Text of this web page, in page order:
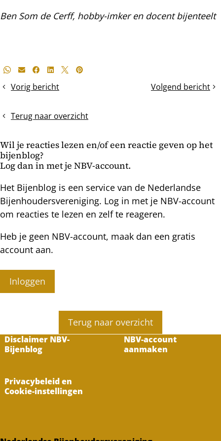
Ben Som de Cerff, hobby-imker en docent bijenteelt
Deel
bericht
Whatsapp
E-mailFacebook
LinkedIn
X Pinterest
Vorig bericht
Een
redcel
Volgend bericht
Darrenraat
Terug naar overzicht
Wil je reacties lezen en/of een reactie geven op het
bijenblog?
Log dan in met je NBV-account.
Het Bijenblog is een service van de Nederlandse
Bijenhoudersvereniging. Log in met je NBV-account
om reacties te lezen en zelf te reageren.
Heb je geen NBV-account, maak dan een gratis
account aan.
Inloggen
Terug naar overzicht
Disclaimer NBV-
Bijenblog
NBV-account
aanmaken
Privacybeleid en
Cookie-instellingen